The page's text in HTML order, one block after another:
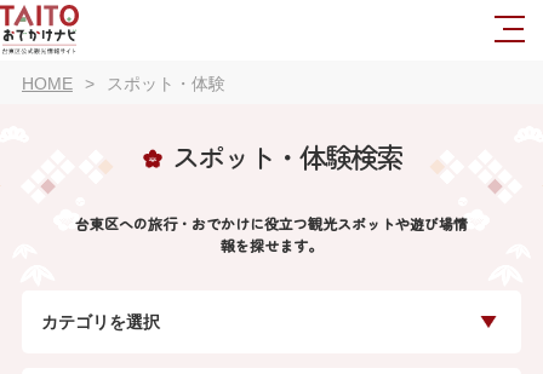
HOME スポット・体験
スポット・体験検索
台東区への旅行・おでかけに役立つ観光スポットや遊び場情
報を探せます。
カテゴリを選択